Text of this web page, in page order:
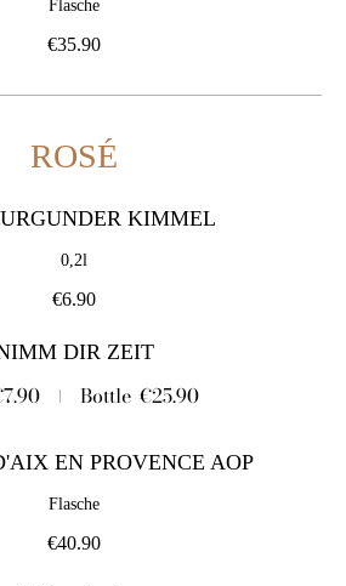
Flasche
€35.90
ROSÉ
KIMMEL
0,2l
€6.90
DIR ZEIT
Bottle €25.90
EN PROVENCE AOP
Flasche
€40.90